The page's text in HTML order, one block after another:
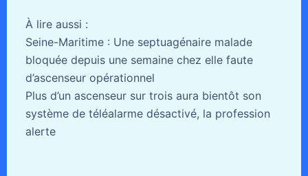
À lire aussi :
Seine-Maritime : Une septuagénaire malade
bloquée depuis une semaine chez elle faute
d’ascenseur opérationnel
Plus d’un ascenseur sur trois aura bientôt son
système de téléalarme désactivé, la profession
alerte